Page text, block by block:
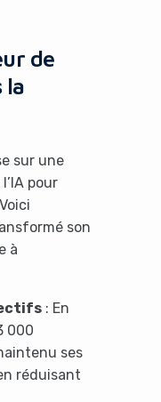
de
la
sur une
pour
son
à
: En
000
ses
réduisant